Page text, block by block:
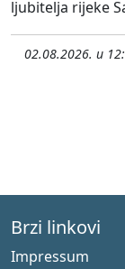
ljubitelja rijeke
02.08.2026. u
Brzi linkovi
Impressum